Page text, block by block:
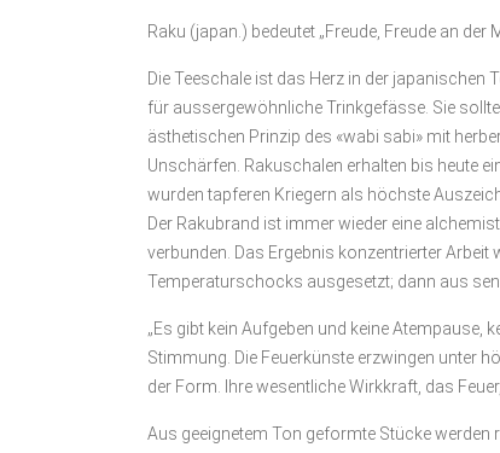
Raku (japan.) bedeutet „Freude, Freude an der
Die Teeschale ist das Herz in der japanischen
für aussergewöhnliche Trinkgefässe. Sie
ästhetischen Prinzip des «wabi sabi» mit
Unschärfen. Rakuschalen erhalten bis heute
wurden tapferen Kriegern als höchste
Der Rakubrand ist immer wieder eine
verbunden. Das Ergebnis konzentrierter
Temperaturschocks ausgesetzt; dann aus
„Es gibt kein Aufgeben und keine Atempause,
Stimmung. Die Feuerkünste erzwingen unter
der Form. Ihre wesentliche Wirkkraft, das
Aus geeignetem Ton geformte Stücke